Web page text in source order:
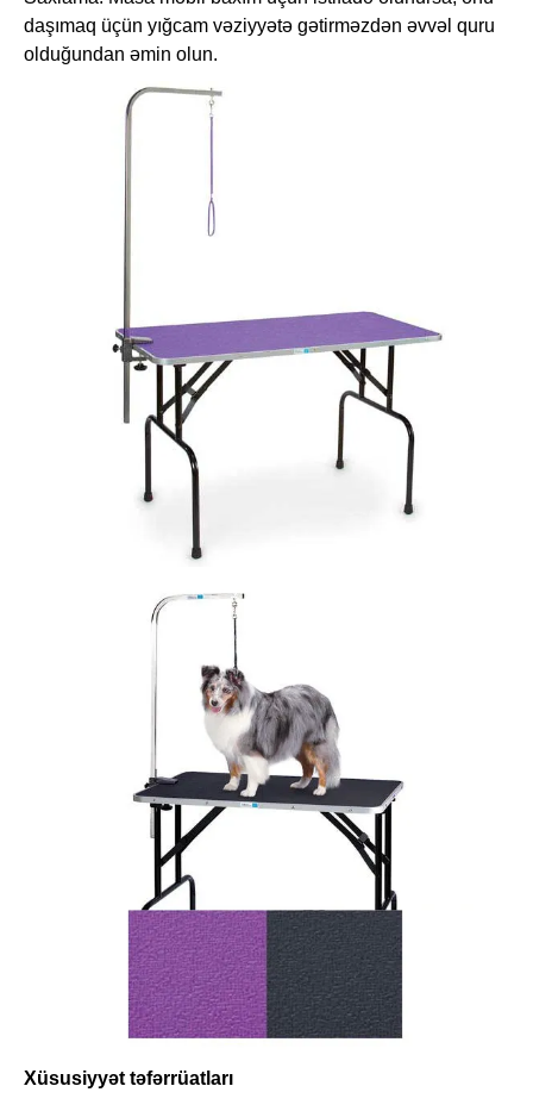
daşımaq üçün yığcam vəziyyətə gətirməzdən əvvəl quru
olduğundan əmin olun.
Xüsusiyyət təfərrüatları